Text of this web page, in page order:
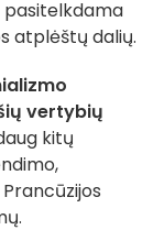
atplėštų dalių.
vertybių
kitų